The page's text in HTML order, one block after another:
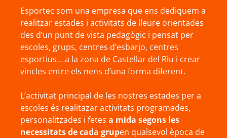
Esportec som una empresa que ens dediquem a
realitzar estades i activitats de lleure orientades
des d’un punt de vista pedagògic i pensat per
escoles, grups, centres d’esbarjo, centres
esportius… a la zona de Castellar del Riu i crear
vincles entre els nens d’una forma diferent.
L’activitat principal de les nostres estades per a
escoles és realitazar activitats programades,
personalitzades i fetes a mida segons les
necessitats de cada grupen qualsevol època de